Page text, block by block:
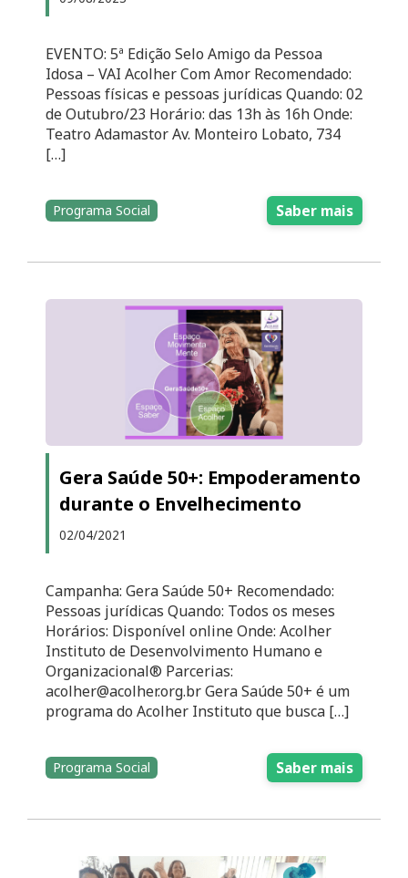
EVENTO: 5ª Edição Selo Amigo da Pessoa
Idosa – VAI Acolher Com Amor Recomendado:
Pessoas físicas e pessoas jurídicas Quando: 02
de Outubro/23 Horário: das 13h às 16h Onde:
Teatro Adamastor Av. Monteiro Lobato, 734
[…]
Programa Social Saber mais
Gera Saúde 50+: Empoderamento
durante o Envelhecimento
02/04/2021
Campanha: Gera Saúde 50+ Recomendado:
Pessoas jurídicas Quando: Todos os meses
Horários: Disponível online Onde: Acolher
Instituto de Desenvolvimento Humano e
Organizacional® Parcerias:
acolher@acolher.org.br Gera Saúde 50+ é um
programa do Acolher Instituto que busca […]
Programa Social Saber mais